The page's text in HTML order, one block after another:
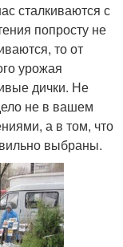
сталкиваются с
попросту не
то от
урожая
дички. Не
не в вашем
а в том, что
выбраны.